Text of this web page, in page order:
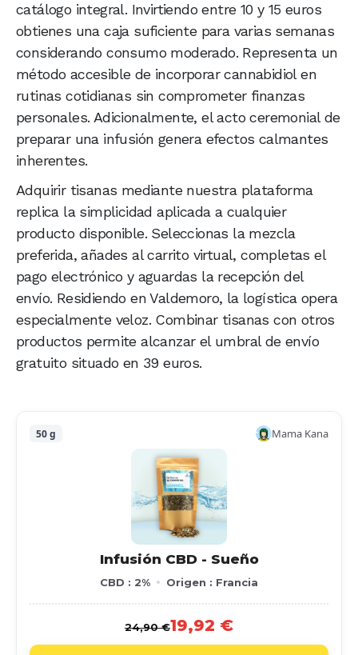
catálogo integral. Invirtiendo entre 10 y 15 euros
obtienes una caja suficiente para varias semanas
considerando consumo moderado. Representa un
método accesible de incorporar cannabidiol en
rutinas cotidianas sin comprometer finanzas
personales. Adicionalmente, el acto ceremonial de
preparar una infusión genera efectos calmantes
inherentes.
Adquirir tisanas mediante nuestra plataforma
replica la simplicidad aplicada a cualquier
producto disponible. Seleccionas la mezcla
preferida, añades al carrito virtual, completas el
pago electrónico y aguardas la recepción del
envío. Residiendo en Valdemoro, la logística opera
especialmente veloz. Combinar tisanas con otros
productos permite alcanzar el umbral de envío
gratuito situado en 39 euros.
50 g Mama Kana
Infusión CBD - Sueño
CBD : 2% Origen : Francia
24,90 €19,92 €